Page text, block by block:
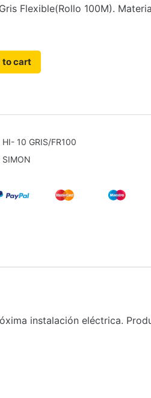
Flexible(Rollo 100M).
to cart
HI- 10 GRIS/FR100
SIMON
instalación eléctrica.